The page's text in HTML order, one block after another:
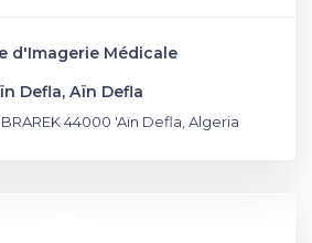
d'Imagerie Médicale
Defla, Aïn Defla
BRAREK 44000 'Aïn Defla, Algeria